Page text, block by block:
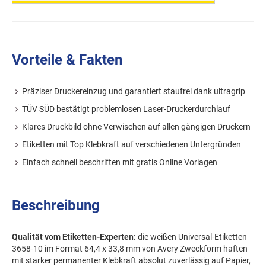
Vorteile & Fakten
Präziser Druckereinzug und garantiert staufrei dank ultragrip
TÜV SÜD bestätigt problemlosen Laser-Druckerdurchlauf
Klares Druckbild ohne Verwischen auf allen gängigen Druckern
Etiketten mit Top Klebkraft auf verschiedenen Untergründen
Einfach schnell beschriften mit gratis Online Vorlagen
Beschreibung
Qualität vom Etiketten-Experten: die weißen Universal-Etiketten
3658-10 im Format 64,4 x 33,8 mm von Avery Zweckform haften
mit starker permanenter Klebkraft absolut zuverlässig auf Papier,